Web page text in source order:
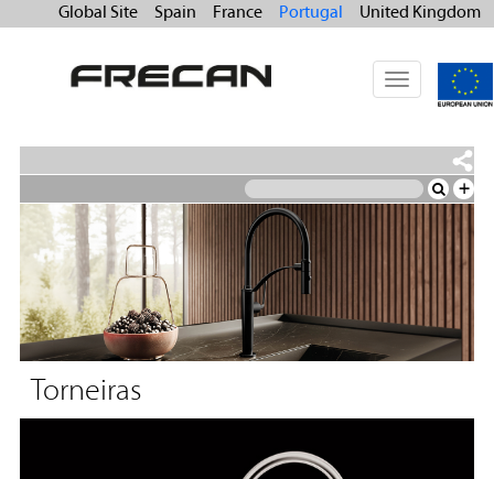
Global Site Spain France Portugal United Kingdom
Toggle
navigation
+
Torneiras